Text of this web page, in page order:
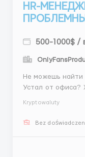
HR-
500-1000$ /
Не можешь найти
Устал от офиса?
@stasss9999 /
Kryptowaluty
Bez